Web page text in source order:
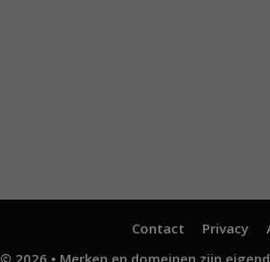
Contact Privacy